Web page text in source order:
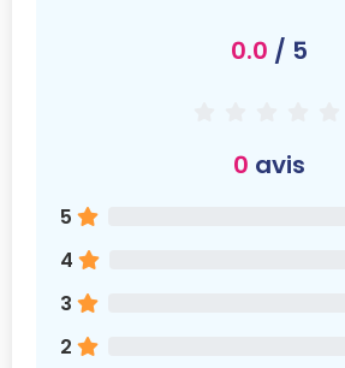
0.0 / 5
0 avis
5
4
3
2